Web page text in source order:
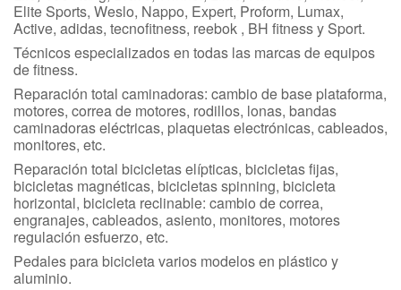
Elite Sports, Weslo, Nappo, Expert, Proform, Lumax,
Active, adidas, tecnofitness, reebok , BH fitness y Sport.
Técnicos especializados en todas las marcas de equipos
de fitness.
Reparación total caminadoras: cambio de base plataforma,
motores, correa de motores, rodillos, lonas, bandas
caminadoras eléctricas, plaquetas electrónicas, cableados,
monitores, etc.
Reparación total bicicletas elípticas, bicicletas fijas,
bicicletas magnéticas, bicicletas spinning, bicicleta
horizontal, bicicleta reclinable: cambio de correa,
engranajes, cableados, asiento, monitores, motores
regulación esfuerzo, etc.
Pedales para bicicleta varios modelos en plástico y
aluminio.